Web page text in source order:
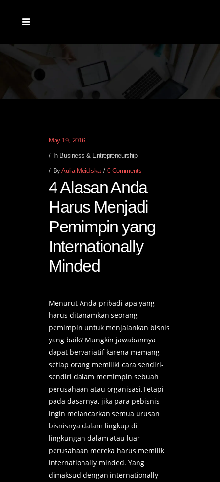
May 19, 2016
In Business & Entrepreneurship
ByAulia Meidiska 0 Comments
4 Alasan Anda
Harus Menjadi
Pemimpin yang
Internationally
Minded
Menurut Anda pribadi apa yang
harus ditanamkan seorang
pemimpin untuk menjalankan bisnis
yang baik? Mungkin jawabannya
dapat bervariatif karena memang
setiap orang memiliki cara sendiri-
sendiri dalam memimpin sebuah
perusahaan atau organisasi.Tetapi
pada dasarnya, jika para pebisnis
ingin melancarkan semua urusan
bisnisnya dalam lingkup di
lingkungan dalam atau luar
perusahaan mereka harus memiliki
internationally minded. Yang
dimaksud dengan internationally